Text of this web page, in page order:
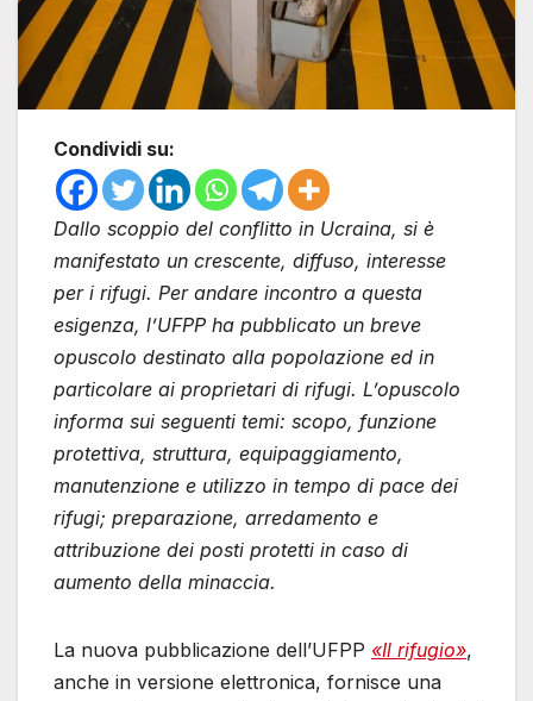
Condividi su:
Dallo scoppio del conflitto in Ucraina, si è
manifestato un crescente, diffuso, interesse
per i rifugi. Per andare incontro a questa
esigenza, l’UFPP ha pubblicato un breve
opuscolo destinato alla popolazione ed in
particolare ai proprietari di rifugi. L’opuscolo
informa sui seguenti temi: scopo, funzione
protettiva, struttura, equipaggiamento,
manutenzione e utilizzo in tempo di pace dei
rifugi; preparazione, arredamento e
attribuzione dei posti protetti in caso di
aumento della minaccia.
La nuova pubblicazione dell’UFPP «Il rifugio»,
anche in versione elettronica, fornisce una